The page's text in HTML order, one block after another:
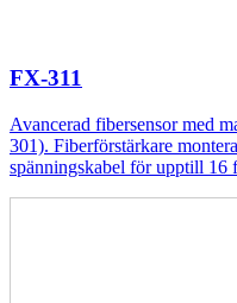
FX-311
Avancerad fibersensor med
301). Fiberförstärkare
spänningskabel för upptill 16